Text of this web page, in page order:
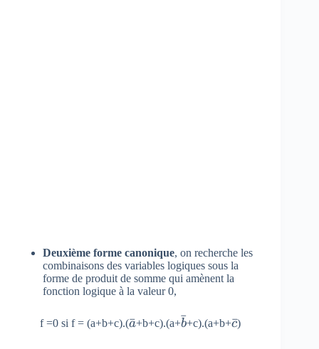
Deuxième forme canonique, on recherche les
combinaisons des variables logiques sous la
forme de produit de somme qui amènent la
fonction logique à la valeur 0,
f =0 si f = (a+b+c).(\bar
a
ˉ+b+c).(a+\bar
b
ˉ+c).(a+b+\bar
c
ˉ)